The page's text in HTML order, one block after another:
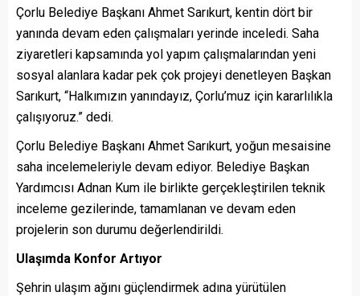
Çorlu Belediye Başkanı Ahmet Sarıkurt, kentin dört bir
yanında devam eden çalışmaları yerinde inceledi. Saha
ziyaretleri kapsamında yol yapım çalışmalarından yeni
sosyal alanlara kadar pek çok projeyi denetleyen Başkan
Sarıkurt, “Halkımızın yanındayız, Çorlu’muz için kararlılıkla
çalışıyoruz.” dedi.
Çorlu Belediye Başkanı Ahmet Sarıkurt, yoğun mesaisine
saha incelemeleriyle devam ediyor. Belediye Başkan
Yardımcısı Adnan Kum ile birlikte gerçekleştirilen teknik
inceleme gezilerinde, tamamlanan ve devam eden
projelerin son durumu değerlendirildi.
Ulaşımda Konfor Artıyor
Şehrin ulaşım ağını güçlendirmek adına yürütülen